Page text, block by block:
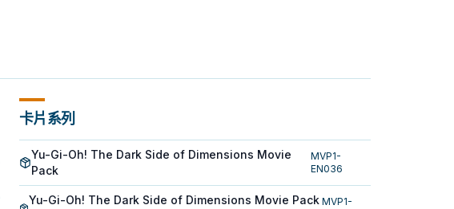
卡片系列
Yu-Gi-Oh! The Dark Side of Dimensions Movie
Pack
MVP1-
EN036
Yu-Gi-Oh! The Dark Side of Dimensions Movie Pack MVP1-